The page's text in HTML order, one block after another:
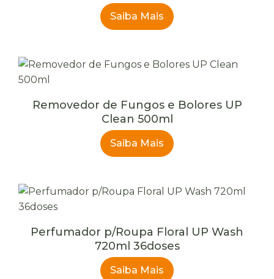
Saiba Mais
Removedor de Fungos e Bolores UP
Clean 500ml
Saiba Mais
Perfumador p/Roupa Floral UP Wash
720ml 36doses
Saiba Mais